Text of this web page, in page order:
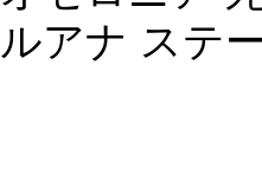
ルアナ ステ